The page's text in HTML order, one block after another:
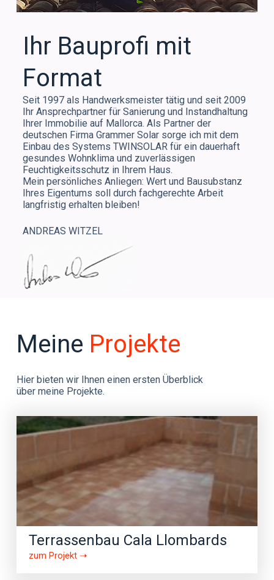
Ihr Bauprofi mit
Format
Seit 1997 als Handwerksmeister tätig und seit 2009
Ihr Ansprechpartner für Sanierung und Instandhaltung
Ihrer Immobilie auf Mallorca. Als Partner der
deutschen Firma Grammer Solar sorge ich mit dem
Einbau des Systems TWINSOLAR für ein dauerhaft
gesundes Wohnklima und zuverlässigen
Feuchtigkeitsschutz in Ihrem Haus.
Mein persönliches Anliegen: Wert und Bausubstanz
Ihres Eigentums soll durch fachgerechte Arbeit
langfristig erhalten bleiben!
ANDREAS WITZEL
Meine Projekte
Hier bieten wir Ihnen einen ersten Überblick
über meine Projekte.
Alle Projekte ➝
Terrassenbau Cala Llombards
zum Projekt ➝